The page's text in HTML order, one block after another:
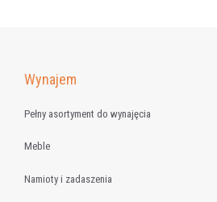
Wynajem
Pełny asortyment do wynajęcia
Meble
Namioty i zadaszenia